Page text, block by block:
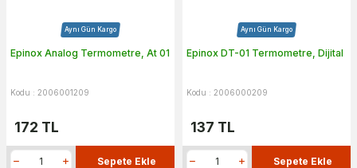
Aynı Gün Kargo
Epinox Analog Termometre, At 01
Kodu : 2006001209
172 TL
Sepete Ekle
Aynı Gün Kargo
Epinox DT-01 Termometre, Dijital
Kodu : 2006000209
137 TL
Sepete Ekle